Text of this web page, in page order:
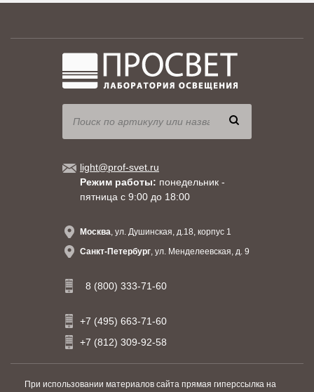
light@prof-svet.ru
Режим работы: понедельник -
пятница с 9:00 до 18:00
Москва, ул. Душинская, д.18, корпус 1
Санкт-Петербург, ул. Менделеевская, д. 9
8 (800) 333-71-60
+7 (495) 663-71-60
+7 (812) 309-92-58
При использовании материалов сайта прямая гиперссылка на